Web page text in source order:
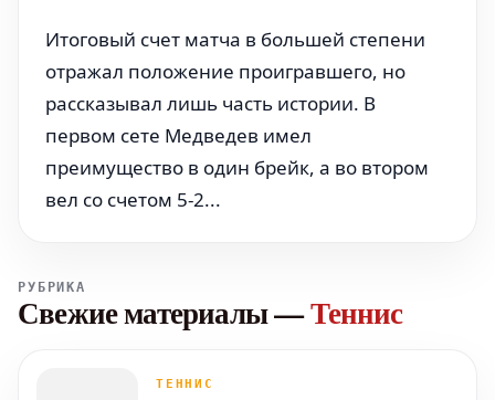
Итоговый счет матча в большей степени
отражал положение проигравшего, но
рассказывал лишь часть истории. В
первом сете Медведев имел
преимущество в один брейк, а во втором
вел со счетом 5-2...
РУБРИКА
Свежие материалы—Теннис
ТЕННИС